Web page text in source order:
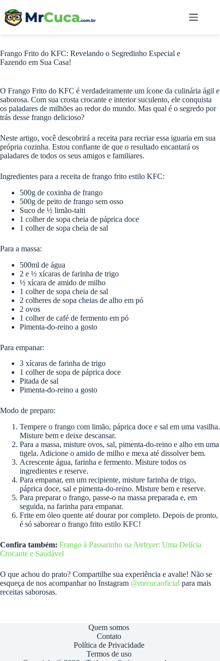
para
Frango Frito do KFC: Revelando o Segredinho Especial e
Fazendo em Sua Casa!
O Frango Frito do KFC é verdadeiramente um ícone da culinária ágil e
saborosa. Com sua crosta crocante e interior suculento, ele conquista
os paladares de milhões ao redor do mundo. Mas qual é o segredo por
trás desse frango delicioso?
Neste artigo, você descobrirá a receita para recriar essa iguaria em sua
própria cozinha. Estou confiante de que o resultado encantará os
paladares de todos os seus amigos e familiares.
Ingredientes para a receita de frango frito estilo KFC:
500g de coxinha de frango
500g de peito de frango sem osso
Suco de ½ limão-taiti
1 colher de sopa cheia de páprica doce
1 colher de sopa cheia de sal
Para a massa:
500ml de água
2 e ½ xícaras de farinha de trigo
½ xícara de amido de milho
1 colher de sopa cheia de sal
2 colheres de sopa cheias de alho em pó
2 ovos
1 colher de café de fermento em pó
Pimenta-do-reino a gosto
Para empanar:
3 xícaras de farinha de trigo
1 colher de sopa de páprica doce
Pitada de sal
Pimenta-do-reino a gosto
Modo de preparo:
Tempere o frango com limão, páprica doce e sal em uma vasilha.
Misture bem e deixe descansar.
Para a massa, misture ovos, sal, pimenta-do-reino e alho em uma
tigela. Adicione o amido de milho e mexa até dissolver bem.
Acrescente água, farinha e fermento. Misture todos os
ingredientes e reserve.
Para empanar, em um recipiente, misture farinha de trigo,
páprica doce, sal e pimenta-do-reino. Misture bem e reserve.
Para preparar o frango, passe-o na massa preparada e, em
seguida, na farinha para empanar.
Frite em óleo quente até dourar por completo. Depois de pronto,
é só saborear o frango frito estilo KFC!
Confira também: Frango à Passarinho na Airfryer: Uma Delícia
Crocante e Saudável
O que achou do prato? Compartilhe sua experiência e avalie! Não se
esqueça de nos acompanhar no Instagram @mrcucaoficial para mais
receitas saborosas.
Quem somos
Contato
Política de Privacidade
Termos de uso